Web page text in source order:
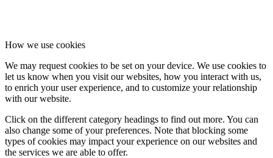
How we use cookies
We may request cookies to be set on your device. We use cookies to
let us know when you visit our websites, how you interact with us,
to enrich your user experience, and to customize your relationship
with our website.
Click on the different category headings to find out more. You can
also change some of your preferences. Note that blocking some
types of cookies may impact your experience on our websites and
the services we are able to offer.